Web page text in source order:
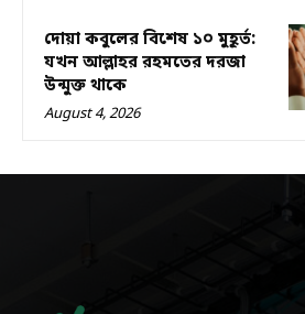
দোয়া কবুলের বিশেষ ১০ মুহূর্ত:
যখন আল্লাহর রহমতের দরজা
উন্মুক্ত থাকে
August 4, 2026